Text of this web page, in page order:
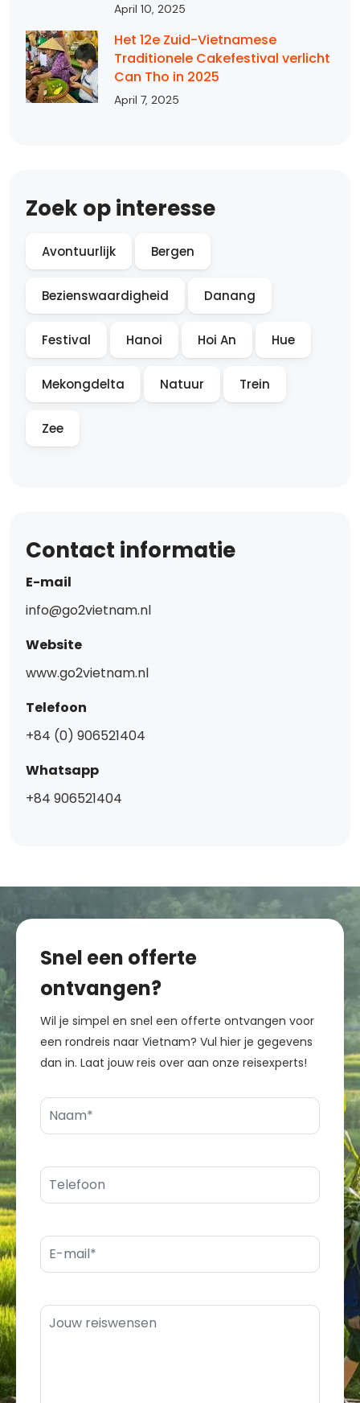
April 10, 2025
Het 12e Zuid-Vietnamese
Traditionele Cakefestival verlicht
Can Tho in 2025
April 7, 2025
Zoek op interesse
Avontuurlijk Bergen
Bezienswaardigheid Danang
Festival Hanoi Hoi An Hue
Mekongdelta Natuur Trein
Zee
Contact informatie
E-mail
info@go2vietnam.nl
Website
www.go2vietnam.nl
Telefoon
+84 (0) 906521404
Whatsapp
+84 906521404
Snel een offerte
ontvangen?
Wil je simpel en snel een offerte ontvangen voor
een rondreis naar Vietnam? Vul hier je gegevens
dan in. Laat jouw reis over aan onze reisexperts!